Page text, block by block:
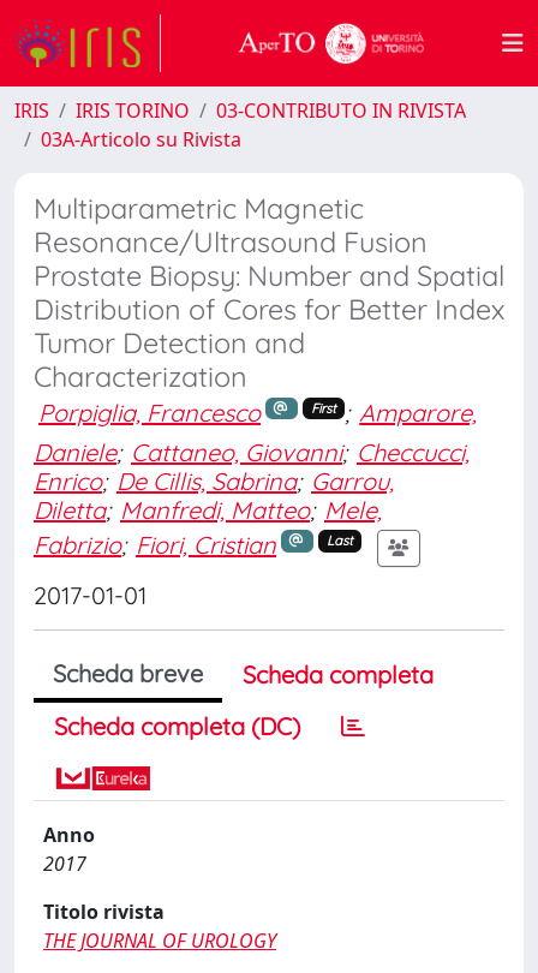
IRIS IRIS TORINO
03-CONTRIBUTO IN RIVISTA
03A-Articolo su Rivista
Multiparametric Magnetic
Resonance/Ultrasound Fusion
Prostate Biopsy: Number and Spatial
Distribution of Cores for Better Index
Tumor Detection and
Characterization
Porpiglia, Francesco First ; Amparore,
Daniele; Cattaneo, Giovanni; Checcucci,
Enrico; De Cillis, Sabrina; Garrou,
Diletta; Manfredi, Matteo; Mele,
Fabrizio; Fiori, Cristian Last
2017-01-01
Scheda breve
Scheda completa
Scheda completa (DC)
Anno
2017
Titolo rivista
THE JOURNAL OF UROLOGY